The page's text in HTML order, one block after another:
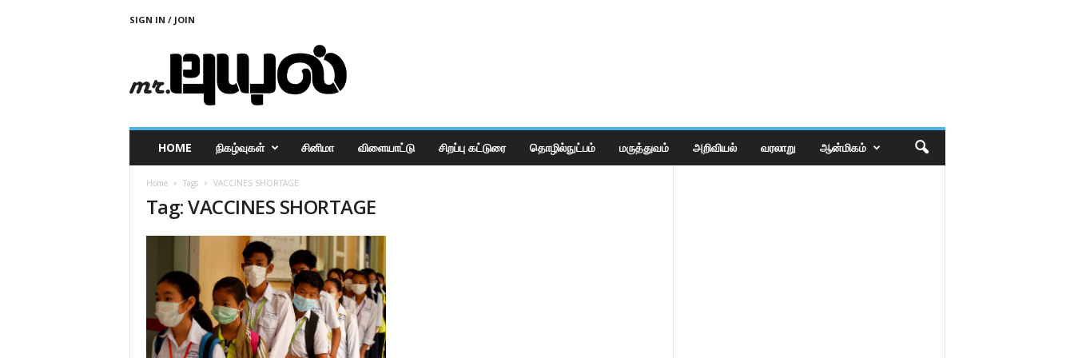
SIGN IN / JOIN
u
HOME நிகழ்வுகள் சினிமா விளையாட்டு சிறப்பு கட்டுரை தொழில்நுட்பம் மருத்துவம் அறிவியல் வரலாறு ஆன்மிகம்
Home Tags VACCINES SHORTAGE
Tag: VACCINES SHORTAGE